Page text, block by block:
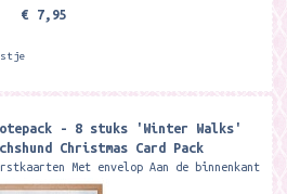
€ 7,95
- 8 stuks 'Winter Walks'
Christmas Card Pack
Met envelop Aan de binnenkant
'With best wishes for Christmas...